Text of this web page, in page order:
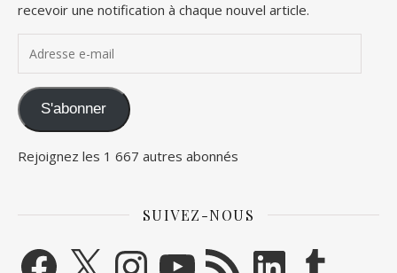
recevoir une notification à chaque nouvel article.
S'abonner
Rejoignez les 1 667 autres abonnés
SUIVEZ-NOUS
Facebook
X InstagramYouTubeFlux RSSLinkedIn Tumblr